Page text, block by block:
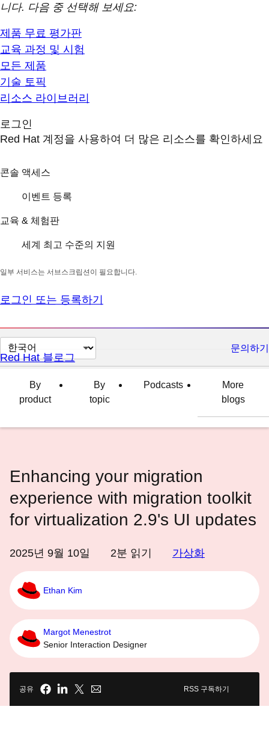
니다. 다음 중 선택해 보세요:
제품 무료 평가판
교육 과정 및 시험
모든 제품
기술 토픽
리소스 라이브러리
로그인
Red Hat 계정을 사용하여 더 많은 리소스를 확인하세요
콘솔 액세스
이벤트 등록
교육 & 체험판
세계 최고 수준의 지원
일부 서비스는 서브스크립션이 필요합니다.
로그인 또는 등록하기
페
이
변
문의하기
Red Hat 블로그
By
product
By
topic
Podcasts
More
blogs
Enhancing your migration
experience with migration toolkit
for virtualization 2.9's UI updates
2025년 9월 10일 2분 읽기 가상화
Ethan Kim
Margot Menestrot
Senior Interaction Designer
공유 RSS 구독하기